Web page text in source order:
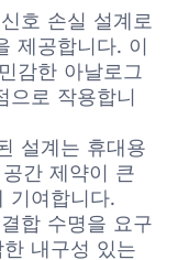
호 손실 설계로
제공합니다. 이
감한 아날로그
으로 작용합니
설계는 휴대용
간 제약이 큰
기여합니다.
합 수명을 요구
내구성 있는